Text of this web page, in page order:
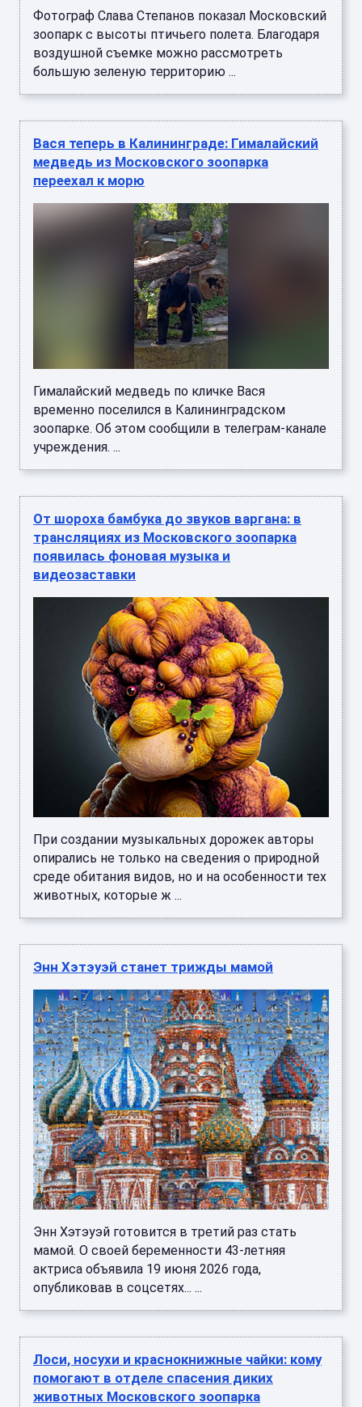
Фотограф Слава Степанов показал Московский
зоопарк с высоты птичьего полета. Благодаря
воздушной съемке можно рассмотреть
большую зеленую территорию ...
Вася теперь в Калининграде: Гималайский
медведь из Московского зоопарка
переехал к морю
Гималайский медведь по кличке Вася
временно поселился в Калининградском
зоопарке. Об этом сообщили в телеграм-канале
учреждения. ...
От шороха бамбука до звуков варгана: в
трансляциях из Московского зоопарка
появилась фоновая музыка и
видеозаставки
При создании музыкальных дорожек авторы
опирались не только на сведения о природной
среде обитания видов, но и на особенности тех
животных, которые ж ...
Энн Хэтэуэй станет трижды мамой
Энн Хэтэуэй готовится в третий раз стать
мамой. О своей беременности 43-летняя
актриса объявила 19 июня 2026 года,
опубликовав в соцсетях... ...
Лоси, носухи и краснокнижные чайки: кому
помогают в отделе спасения диких
животных Московского зоопарка